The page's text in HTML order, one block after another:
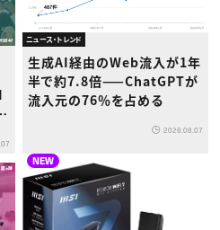
ニュース・トレンド
生成AI経由のWeb流入が1年
半で約7.8倍——ChatGPTが
流入元の76％を占める
2026.08.07
NEW